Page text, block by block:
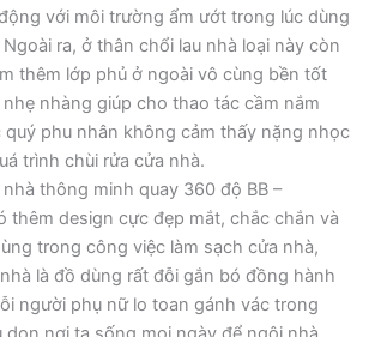
với môi trường ẩm ướt trong lúc dùng
ra, ở thân chổi lau nhà loại này còn
thêm lớp phủ ở ngoài vô cùng bền tốt
nhẹ nhàng giúp cho thao tác cầm nắm
quý phu nhân không cảm thấy nặng nhọc
trình chùi rửa cửa nhà.
nhà thông minh quay 360 độ BB –
thêm design cực đẹp mắt, chắc chắn và
trong công việc làm sạch cửa nhà,
là đồ dùng rất đỗi gắn bó đồng hành
người phụ nữ lo toan gánh vác trong